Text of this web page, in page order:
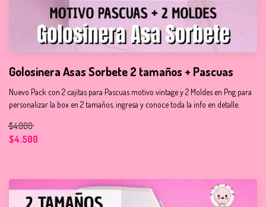
Golosinera Asas Sorbete 2 tamaños + Pascuas
Nuevo Pack con 2 cajitas para Pascuas motivo vintage y 2 Moldes en Png para
personalizar la box en 2 tamaños. ingresa y conoce toda la info en detalle.
$4.800
$4.500